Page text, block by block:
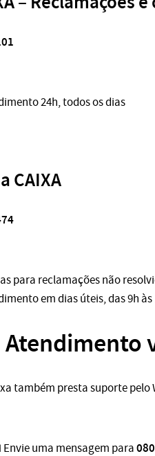
24h, todos os dias
CAIXA
para reclamações não
em dias úteis, das 9h às
Atendimento
também presta suporte pelo
Envie uma mensagem para